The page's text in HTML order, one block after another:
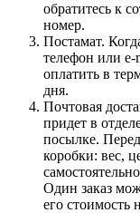
обратитесь к
номер.
Постамат.
телефон или
оплатить в
дня.
Почтовая
придет в
посылке.
коробки: вес,
Один заказ
его стоимость